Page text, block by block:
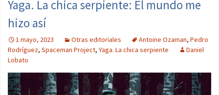
Yaga. La chica serpiente: El mundo me
hizo así
1 mayo, 2023 Otras editoriales Antoine Ozaman, Pedro
Rodríguez, Spaceman Project, Yaga. La chica serpiente
Daniel
Lobato